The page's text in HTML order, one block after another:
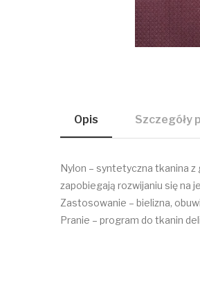
Opis Szczegóły
Nylon – syntetyczna tkanina z
zapobiegają rozwijaniu się na
Zastosowanie – bielizna,
Pranie – program do tkanin